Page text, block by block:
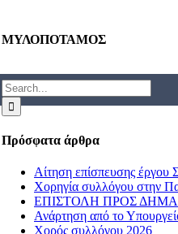
ΜΥΛΟΠΟΤΑΜΟΣ
Search
for:
Πρόσφατα άρθρα
Αίτηση επίσπευσης έργου
Χορηγία συλλόγου στην
ΕΠΙΣΤΟΛΗ ΠΡΟΣ
Ανάρτηση από το
Χορός συλλόγου 2026